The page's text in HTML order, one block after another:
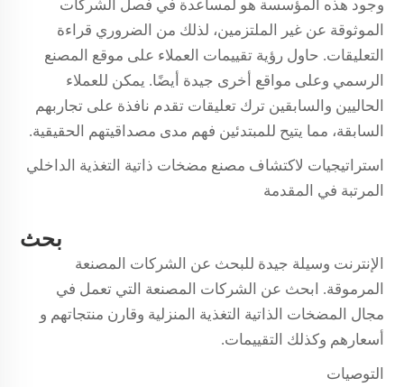
وجود هذه المؤسسة هو لمساعدة في فصل الشركات
الموثوقة عن غير الملتزمين، لذلك من الضروري قراءة
التعليقات. حاول رؤية تقييمات العملاء على موقع المصنع
الرسمي وعلى مواقع أخرى جيدة أيضًا. يمكن للعملاء
الحاليين والسابقين ترك تعليقات تقدم نافذة على تجاربهم
السابقة، مما يتيح للمبتدئين فهم مدى مصداقيتهم الحقيقية.
استراتيجيات لاكتشاف مصنع مضخات ذاتية التغذية الداخلي
المرتبة في المقدمة
بحث
الإنترنت وسيلة جيدة للبحث عن الشركات المصنعة
المرموقة. ابحث عن الشركات المصنعة التي تعمل في
مجال المضخات الذاتية التغذية المنزلية وقارن منتجاتهم و
أسعارهم وكذلك التقييمات.
التوصيات